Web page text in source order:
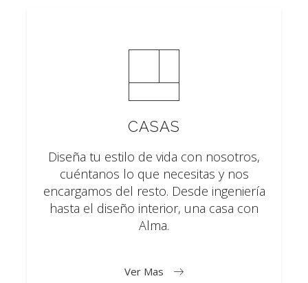
CASAS
Diseña tu estilo de vida con nosotros,
cuéntanos lo que necesitas y nos
encargamos del resto. Desde ingeniería
hasta el diseño interior, una casa con
Alma.
Ver Mas